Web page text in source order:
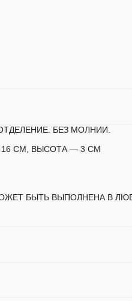
БЕЗ МОЛНИИ.
СМ, ВЫСОТА — 3 СМ
БЫТЬ ВЫПОЛНЕНА В